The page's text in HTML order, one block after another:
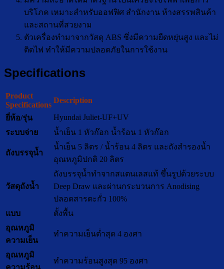
บริโภค เหมาะสำหรับออฟฟิศ สำนักงาน ห้างสรรพสินค้า
และสถานที่สวยงาม
ตัวเครื่องทำมาจากวัสดุ ABS ซึ่งมีความยืดหยุ่นสูง และไม่
ติดไฟ ทำให้มีความปลอดภัยในการใช้งาน
Specifications
Product
Specifications
Description
ยี่ห้อ/รุ่น
Hyundai Juliet-UF+UV
ระบบจ่าย
น้ำเย็น 1 หัวก๊อก น้ำร้อน 1 หัวก๊อก
ถังบรรจุน้ำ
น้ำเย็น 5 ลิตร / น้ำร้อน 4 ลิตร และถังสำรองน้ำ
อุณหภูมิปกติ 20 ลิตร
วัสดุถังน้ำ
ถังบรรจุน้ำทำจากสแตนเลสแท้ ขึ้นรูปด้วยระบบ
Deep Draw และผ่านกระบวนการ Anodising
ปลอดสารตะกั่ว 100%
แบบ
ตั้งพื้น
อุณหภูมิ
ความเย็น
ทำความเย็นต่ำสุด 4 องศา
อุณหภูมิ
ความร้อน
ทำความร้อนสูงสุด 95 องศา